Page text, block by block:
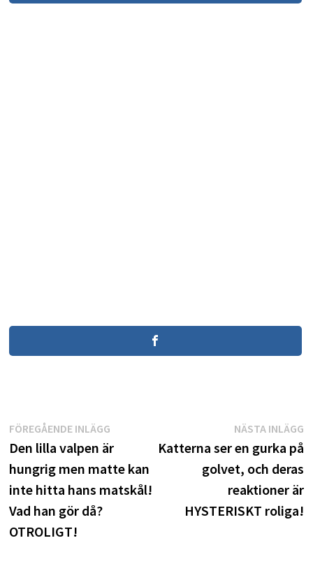
Inläggsnavigering
FÖREGÅENDE INLÄGGFöregående
inlägg:
Den lilla valpen är
hungrig men matte kan
inte hitta hans matskål!
Vad han gör då?
OTROLIGT!
NÄSTA INLÄGG
Katterna ser en gurka på
golvet, och deras
reaktioner är
HYSTERISKT roliga!